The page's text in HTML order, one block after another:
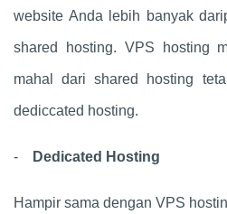
website Anda lebih banyak
shared hosting. VPS hosting
mahal dari shared hosting
dediccated hosting.
- Dedicated Hosting
Hampir sama dengan VPS